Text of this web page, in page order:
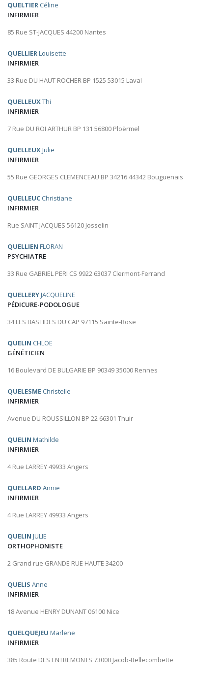
QUELTIER Céline
INFIRMIER
85 Rue ST-JACQUES 44200 Nantes
QUELLIERLouisette
INFIRMIER
33 Rue DU HAUT ROCHER BP 1525 53015 Laval
QUELLEUXThi
INFIRMIER
7 Rue DU ROI ARTHUR BP 131 56800 Ploërmel
QUELLEUXJulie
INFIRMIER
55 Rue GEORGES CLEMENCEAU BP 34216 44342 Bouguenais
QUELLEUC Christiane
INFIRMIER
Rue SAINT JACQUES 56120 Josselin
QUELLIEN FLORAN
PSYCHIATRE
33 Rue GABRIEL PERI CS 9922 63037 Clermont-Ferrand
QUELLERYJACQUELINE
PÉDICURE-PODOLOGUE
34 LES BASTIDES DU CAP 97115 Sainte-Rose
QUELIN CHLOE
GÉNÉTICIEN
16 Boulevard DE BULGARIE BP 90349 35000 Rennes
QUELESME Christelle
INFIRMIER
Avenue DU ROUSSILLON BP 22 66301 Thuir
QUELIN Mathilde
INFIRMIER
4 Rue LARREY 49933 Angers
QUELLARD Annie
INFIRMIER
4 Rue LARREY 49933 Angers
QUELIN JULIE
ORTHOPHONISTE
2 Grand rue GRANDE RUE HAUTE 34200
QUELIS Anne
INFIRMIER
18 Avenue HENRY DUNANT 06100 Nice
QUELQUEJEU Marlene
INFIRMIER
385 Route DES ENTREMONTS 73000 Jacob-Bellecombette